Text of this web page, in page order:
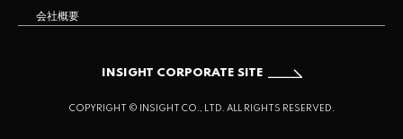
会社概要
INSIGHT CORPORATE SITE
COPYRIGHT © INSIGHT CO., LTD. ALL RIGHTS RESERVED.